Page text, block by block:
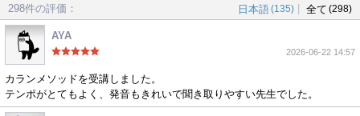
298件の評価： 日本語(135) 全て (298)
AYA
2026-06-22 14:57
カランメソッドを受講しました。
テンポがとてもよく、発音もきれいで聞き取りやすい先生でした。